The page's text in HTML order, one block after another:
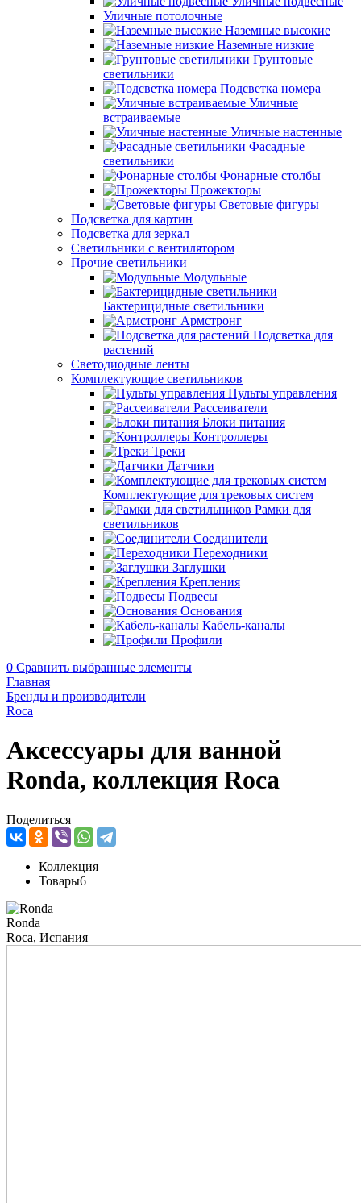
Уличные потолочные
Наземные высокие
Наземные низкие
Грунтовые
светильники
Подсветка номера
Уличные
встраиваемые
Уличные настенные
Фасадные
светильники
Фонарные столбы
Прожекторы
Световые фигуры
Подсветка для картин
Подсветка для зеркал
Светильники с вентилятором
Прочие светильники
Модульные
Бактерицидные светильники
Армстронг
Подсветка для
растений
Светодиодные ленты
Комплектующие светильников
Пульты управления
Рассеиватели
Блоки питания
Контроллеры
Треки
Датчики
Комплектующие для трековых систем
Рамки для
светильников
Соединители
Переходники
Заглушки
Крепления
Подвесы
Основания
Кабель-каналы
Профили
0 Сравнить выбранные элементы
Главная
Бренды и производители
Roca
Аксессуары для ванной
Ronda, коллекция Roca
Поделиться
Коллекция
Товары6
Ronda
Roca, Испания